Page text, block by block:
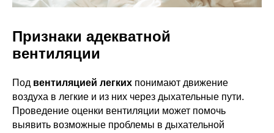
Признаки адекватной
вентиляции
Под вентиляцией легких понимают движение
воздуха в легкие и из них через дыхательные пути.
Проведение оценки вентиляции может помочь
выявить возможные проблемы в дыхательной